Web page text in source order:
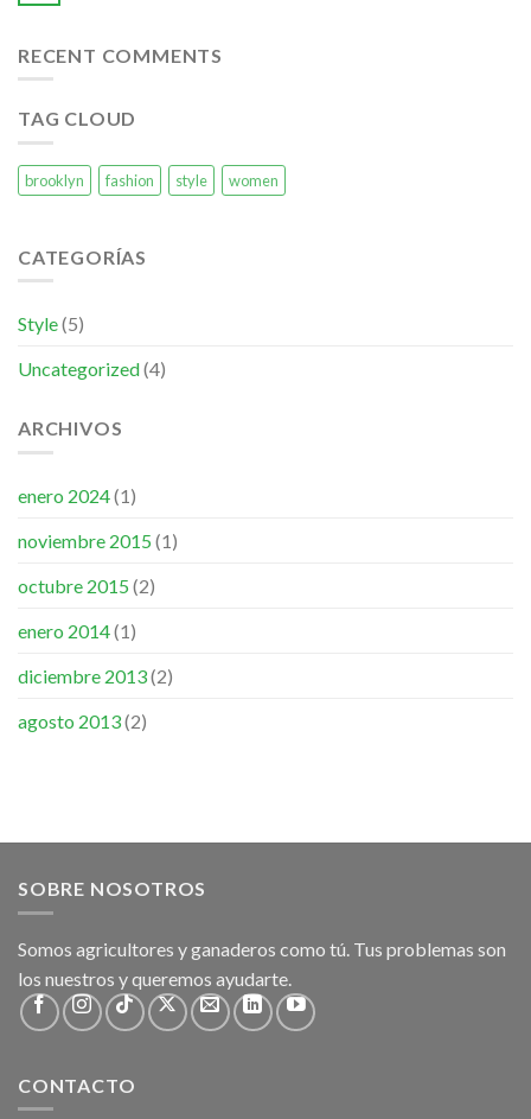
RECENT COMMENTS
TAG CLOUD
brooklyn fashion style women
CATEGORÍAS
Style(5)
Uncategorized(4)
ARCHIVOS
enero 2024(1)
noviembre 2015 (1)
octubre 2015 (2)
enero 2014(1)
diciembre 2013(2)
agosto 2013(2)
SOBRE NOSOTROS
Somos agricultores y ganaderos como tú. Tus problemas son
los nuestros y queremos ayudarte.
CONTACTO